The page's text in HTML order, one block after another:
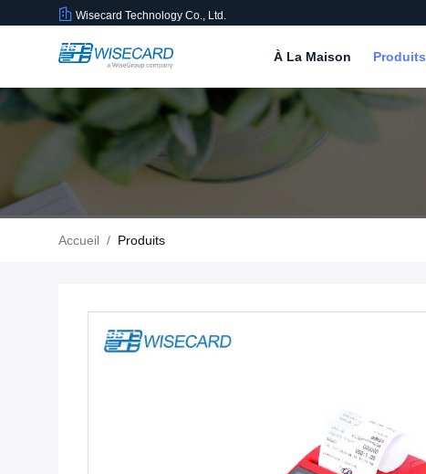
Wisecard Technology Co., Ltd.
À La Maison Produits
Accueil / Produits